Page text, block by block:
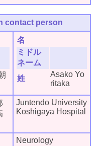
contact person
名
ミドル
ネーム
姓
Asako Yo
ritaka
Juntendo University
Koshigaya Hospital
Neurology